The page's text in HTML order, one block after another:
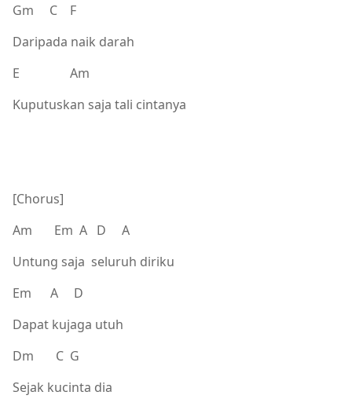
Gm C F
Daripada naik darah
E Am
Kuputuskan saja tali cintanya
[Chorus]
Am Em A D A
Untung saja seluruh diriku
Em A D
Dapat kujaga utuh
Dm C G
Sejak kucinta dia